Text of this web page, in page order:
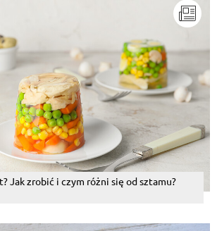
, 10.07.2015
chrupiący i rozpływa się w
Jak zrobić i czym różni się od sztamu?